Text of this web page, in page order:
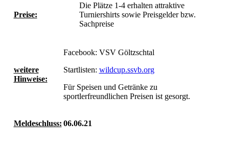
Preise:
Die Plätze 1-4 erhalten attraktive
Turniershirts sowie Preisgelder bzw.
Sachpreise
weitere
Hinweise:
Facebook: VSV Göltzschtal
Startlisten: wildcup.ssvb.org
Für Speisen und Getränke zu
sportlerfreundlichen Preisen ist gesorgt.
Meldeschluss: 06.06.21